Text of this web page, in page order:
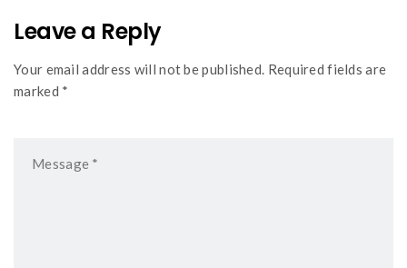
Leave a Reply
Your email address will not be published. Required fields are
marked *